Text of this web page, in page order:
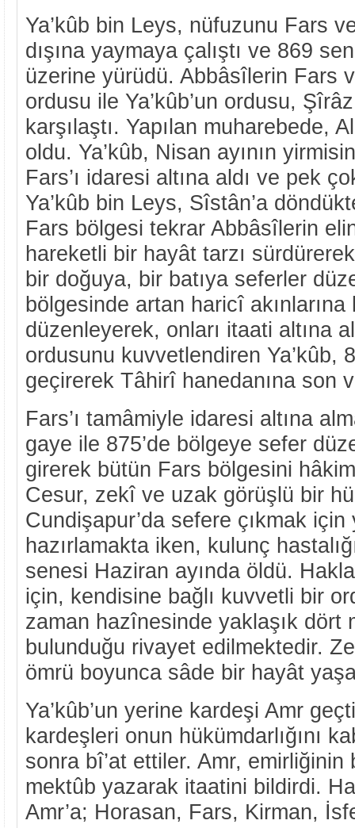
Ya’kûb bin Leys, nüfuzunu Fars
dışına yaymaya çalıştı ve 869
üzerine yürüdü. Abbâsîlerin Fars
ordusu ile Ya’kûb’un ordusu,
karşılaştı. Yapılan muharebede,
oldu. Ya’kûb, Nisan ayının
Fars’ı idaresi altına aldı ve pek
Ya’kûb bin Leys, Sîstân’a
Fars bölgesi tekrar Abbâsîlerin
hareketli bir hayât tarzı
bir doğuya, bir batıya seferler
bölgesinde artan haricî
düzenleyerek, onları itaati altına
ordusunu kuvvetlendiren Ya’kûb,
geçirerek Tâhirî hanedanına son
Fars’ı tamâmiyle idaresi altına
gaye ile 875’de bölgeye sefer
girerek bütün Fars bölgesini
Cesur, zekî ve uzak görüşlü bir
Cundişapur’da sefere çıkmak
hazırlamakta iken, kulunç
senesi Haziran ayında öldü.
için, kendisine bağlı kuvvetli bir
zaman hazînesinde yaklaşık dört
bulunduğu rivayet edilmektedir.
ömrü boyunca sâde bir hayât
Ya’kûb’un yerine kardeşi Amr
kardeşleri onun hükümdarlığını
sonra bî’at ettiler. Amr, emirliğinin
mektûb yazarak itaatini bildirdi.
Amr’a; Horasan, Fars, Kirman,